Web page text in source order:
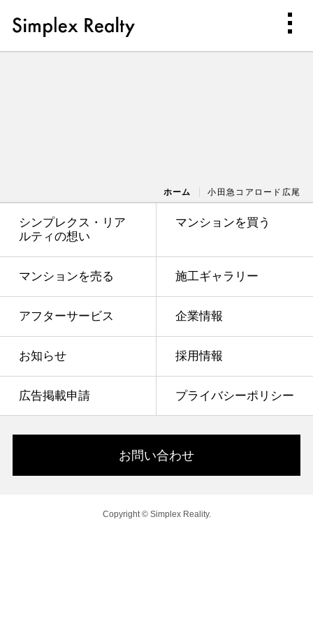
ホーム 小田急コアロード広尾
シンプレクス・リア
ルティの想い
マンションを買う
マンションを売る 施工ギャラリー
アフターサービス 企業情報
お知らせ 採用情報
広告掲載申請 プライバシーポリシー
お問い合わせ
Copyright © Simplex Reality.